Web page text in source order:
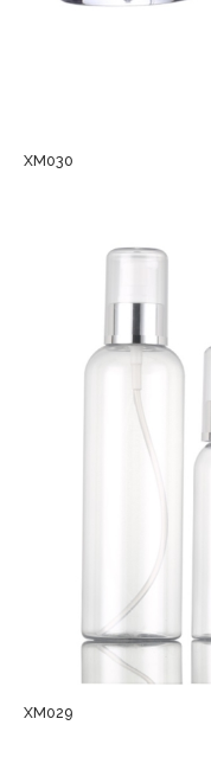
XM030
XM029